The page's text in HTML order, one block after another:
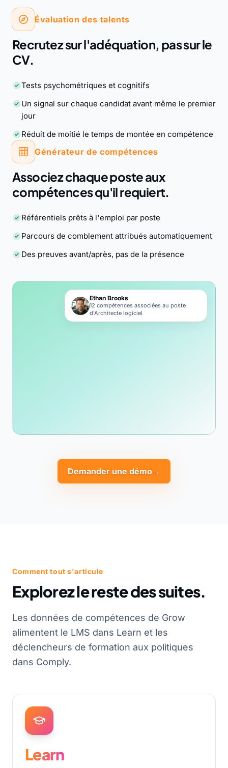
Évaluation des talents
Recrutez sur l'adéquation, pas sur le
CV.
Tests psychométriques et cognitifs
Un signal sur chaque candidat avant même le premier
jour
Réduit de moitié le temps de montée en compétence
Générateur de compétences
Associez chaque poste aux
compétences qu'il requiert.
Référentiels prêts à l'emploi par poste
Parcours de comblement attribués automatiquement
Des preuves avant/après, pas de la présence
Ethan Brooks
12 compétences associées au poste
d'Architecte logiciel
Demander une démo→
Comment tout s'articule
Explorez le reste des suites.
Les données de compétences de Grow
alimentent le LMS dans Learn et les
déclencheurs de formation aux politiques
dans Comply.
Learn